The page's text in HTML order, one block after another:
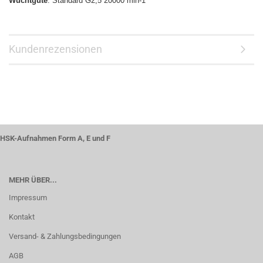
Kundenrezensionen
HSK-Aufnahmen Form A, E und F
MEHR ÜBER...
Impressum
Kontakt
Versand- & Zahlungsbedingungen
AGB